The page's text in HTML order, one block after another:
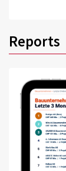
Reports